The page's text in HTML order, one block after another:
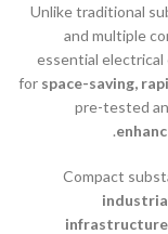
Unlike traditional
and multiple
essential
for space-saving,
pre-tested
.
Compact